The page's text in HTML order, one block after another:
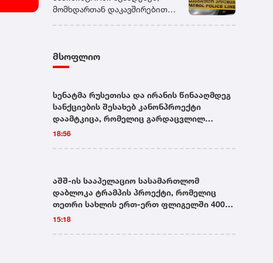
განსაკუთრებით ინტენსიური
იყო მათი შეხვედრები", -
განაცხადა საქმის პროკურორმა
წარედგინება, რაც ოთხიდან
დაკავებულისათვის აღკვეთის
ღონისძიების შეფარდების
სასამართლოს კანონით
დადგენილ ვადაში მიმართავს.
მომხდართან დაკავშირებით
განზრახ მკვლელობას
გულისხმობს.
მსოფლიო
სენატმა რუსეთისა და ირანის წინააღმდეგ
სანქციების შესახებ კანონპროექტი
დაამტკიცა, რომელიც გარდაცვლილ
ლინდსი გრემს ეკუთვნოდა
18:56
აშშ-ის სააპელაციო სასამართლომ
დაბლოკა ტრამპის პროექტი, რომელიც
თეთრი სახლის ერთ-ერთ ფლიგელში 400
მილიონის ღირებულების საბანკეტო
15:18